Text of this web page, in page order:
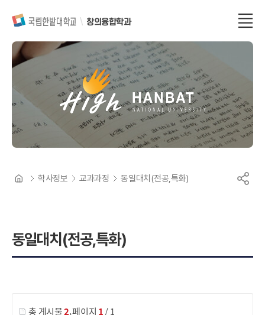
창의융합학과
동일대치(전공,특화)
학사정보 교과과정 동일대치(전공,특화)
총 게시물2,페이지 1/ 1